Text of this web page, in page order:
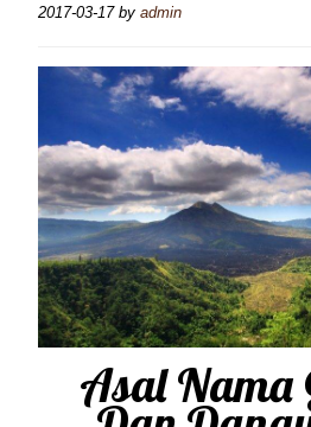
2017-03-17by admin
Asal Nama